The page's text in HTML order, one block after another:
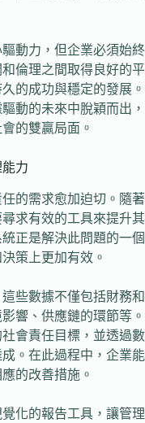
動力，但企業必須始終
倫理之間取得良好的平
的成功與穩定的發展。
動的未來中脫穎而出，
的雙贏局面。
力
的需求愈加迫切。隨著
求有效的工具來提升其
正是解決此問題的一個
策上更加有效。
些數據不僅包括財務和
響、供應鏈的環節等。
會責任目標，並透過數
。在此過程中，企業能
的改善措施。
化的報告工具，讓管理